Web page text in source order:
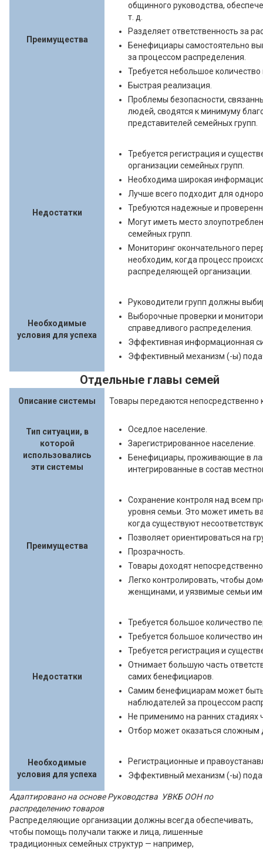
Преимущества
общинного руководства,
т. д.
Разделяет ответственность за
Бенефициары самостоятельно
за процессом распределения.
Требуется небольшое
Быстрая реализация.
Проблемы безопасности,
людей, сводятся к минимуму
представителей семейных групп.
Недостатки
Требуется регистрация и
организации семейных групп.
Необходима широкая
Лучше всего подходит для
Требуются надежные и
Могут иметь место
семейных групп.
Мониторинг окончательного
необходим, когда процесс
распределяющей организации.
Необходимые
условия для успеха
Руководители групп должны
Выборочные проверки и
справедливого распределения.
Эффективная информационная
Эффективный механизм (-ы)
Отдельные главы семей
Описание системы Товары передаются непосредственно
Тип ситуации, в
которой
использовались
эти системы
Оседлое население.
Зарегистрированное население.
Бенефициары, проживающие в
интегрированные в состав
Преимущества
Сохранение контроля над всем
уровня семьи. Это может иметь
когда существуют
Позволяет ориентироваться на
Прозрачность.
Товары доходят
Легко контролировать, чтобы
женщинами, и уязвимые семьи
Недостатки
Требуется большое количество
Требуется большое количество
Требуется регистрация и
Отнимает большую часть
самих бенефициаров.
Самим бенефициарам может
наблюдателей за процессом
Не применимо на ранних стадиях
Отбор может оказаться сложным
Необходимые
условия для успеха
Регистрационные и
Эффективный механизм (-ы)
Адаптировано на основе Руководства УВКБ ООН по
распределению товаров
Распределяющие организации должны всегда обеспечивать,
чтобы помощь получали также и лица, лишенные
традиционных семейных структур — например,